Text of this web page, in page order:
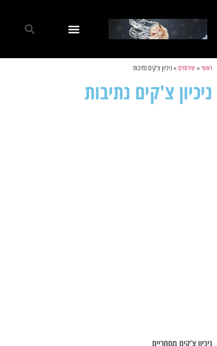
ראשי »שירותים »ניכיון צ'קים נתיבות
ניכיון צ'קים נתיבות
ניכיון צ'קים מסחריים